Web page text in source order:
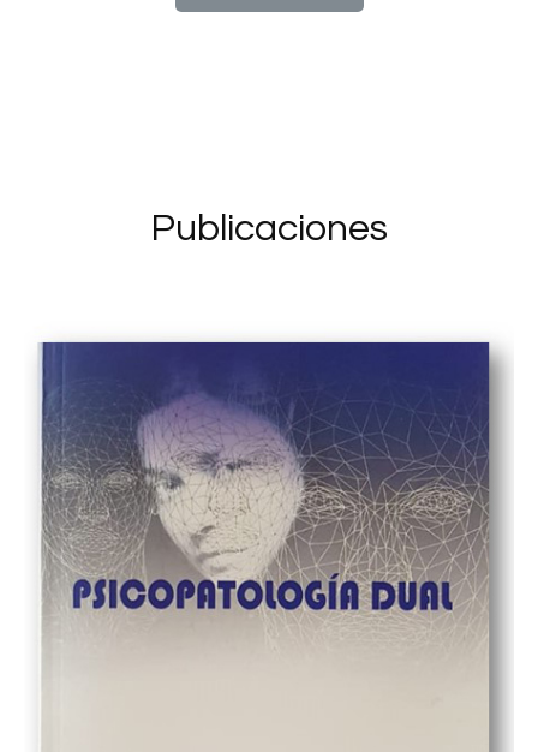
Publicaciones